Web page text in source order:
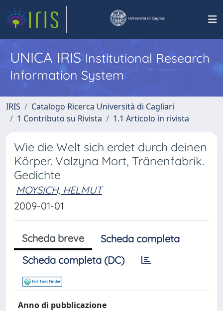
UNICA IRISInstitutional Research
Information System
IRIS
Catalogo Ricerca Università di Cagliari
1 Contributo su Rivista
1.1 Articolo in rivista
Wie die Welt sich erdet durch deinen
Körper. Valzyna Mort, Tränenfabrik.
Gedichte
MOYSICH, HELMUT
2009-01-01
Scheda breve
Scheda completa
Scheda completa (DC)
Anno di pubblicazione